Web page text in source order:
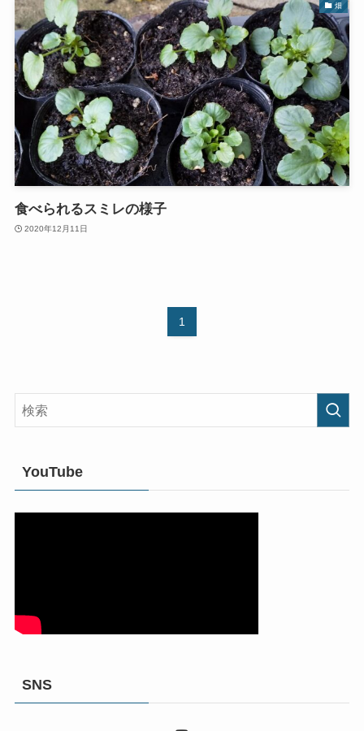
畑
食べられるスミレの様子
2020年12月11日
1
YouTube
SNS